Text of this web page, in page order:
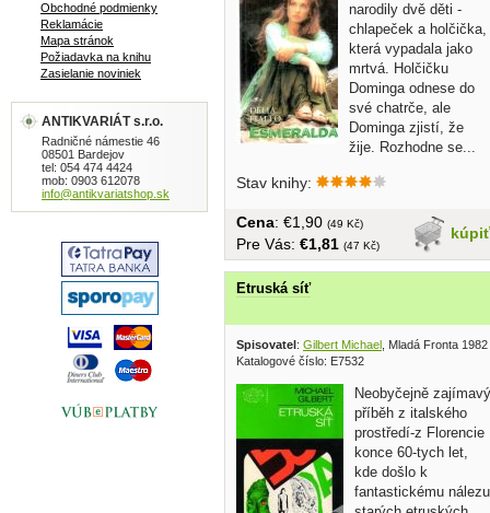
narodily dvě děti -
chlapeček a holčička,
která vypadala jako
mrtvá. Holčičku
Dominga odnese do
své chatrče, ale
Dominga zjistí, že
žije. Rozhodne se...
Stav knihy:
kúpiť
Cena: €1,90 (49 Kč)
Pre Vás: €1,81 (47 Kč)
Etruská síť
Spisovatel: Gilbert Michael , Mladá Fronta 1982
Katalogové číslo: E7532
Neobyčejně zajímavý
příběh z italského
prostředí-z Florencie
konce 60-tych let,
kde došlo k
fantastickému nálezu
Obchodné podmienky
Reklamácie
Mapa stránok
Požiadavka na knihu
Zasielanie noviniek
ANTIKVARIÁT s.r.o.
Radničné námestie 46
08501 Bardejov
tel: 054 474 4424
mob: 0903 612078
info@antikvariatshop.sk